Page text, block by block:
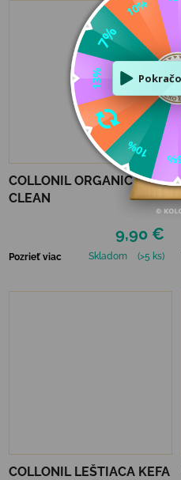
COLLONIL ORGANIC
CLEAN
9,90 €
Pozrieť viac Skladom (>5 ks)
COLLONIL LEŠTIACA KEFA